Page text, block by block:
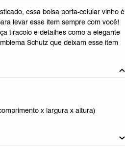
essa bolsa porta-celular vinho é
levar esse item sempre com você!
tiracolo e detalhes como a elegante
Schutz que deixam esse item
x largura x altura)